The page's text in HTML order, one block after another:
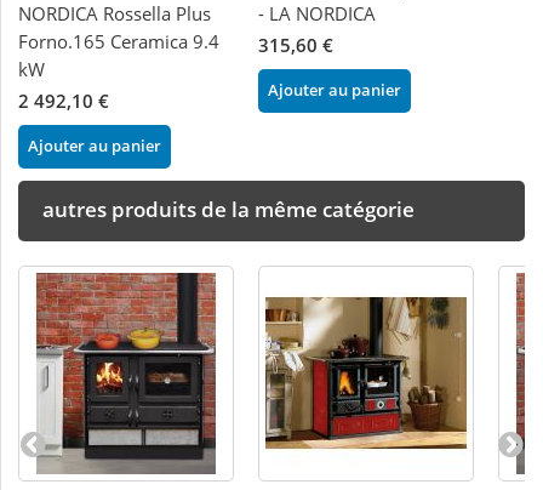
NORDICA Rossella Plus
Forno.165 Ceramica 9.4
kW
2 492,10 €
Ajouter au panier
- LA NORDICA
315,60 €
Ajouter au panier
autres produits de la même catégorie